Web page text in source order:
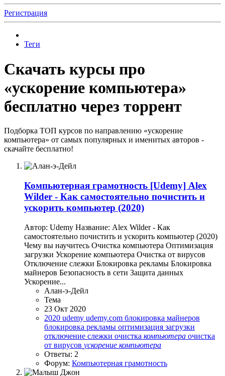
Регистрация
Теги
Скачать курсы про
«ускорение компьютера»
бесплатно через торрент
Подборка ТОП курсов по направлению «ускорение
компьютера» от самых популярных и именитых авторов -
скачайте бесплатно!
Компьютерная грамотность [Udemy] Alex
Wilder - Как самостоятельно почистить и
ускорить компьютер (2020)
Автор: Udemy Название: Alex Wilder - Как
самостоятельно почистить и ускорить компьютер (2020)
Чему вы научитесь Очистка компьютера Оптимизация
загрузки Ускорение компьютера Очистка от вирусов
Отключение слежки Блокировка рекламы Блокировка
майнеров Безопасность в сети Защита данных
Ускорение...
Алан-э-Дейл
Тема
23 Окт 2020
2020 udemy udemy.com блокировка майнеров
блокировка рекламы оптимизация загрузки
отключение слежки очистка компьютера очистка
от вирусов ускорение компьютера
Ответы: 2
Форум: Компьютерная грамотность